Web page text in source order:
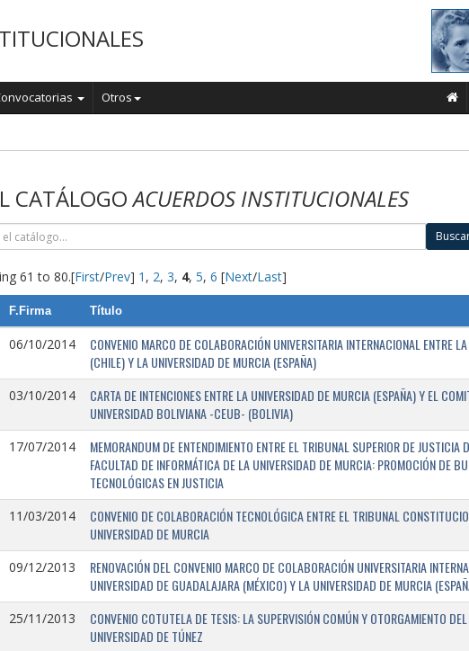
Otros
CATÁLOGOACUERDOS INSTITUCIONALES
61 to 80.[First/Prev] 1 , 2, 3, 4, 5, 6 [Next/Last]
F.Firma Título
06/10/2014
CONVENIO MARCO DE COLABORACIÓN UNIVERSITARIA INTERNACIONAL ENTRE
(CHILE) Y LA UNIVERSIDAD DE MURCIA (ESPAÑA)
03/10/2014
CARTA DE INTENCIONES ENTRE LA UNIVERSIDAD DE MURCIA (ESPAÑA) Y EL
UNIVERSIDAD BOLIVIANA -CEUB- (BOLIVIA)
17/07/2014
MEMORANDUM DE ENTENDIMIENTO ENTRE EL TRIBUNAL SUPERIOR DE JUSTICIA
FACULTAD DE INFORMÁTICA DE LA UNIVERSIDAD DE MURCIA: PROMOCIÓN DE
TECNOLÓGICAS EN JUSTICIA
11/03/2014
CONVENIO DE COLABORACIÓN TECNOLÓGICA ENTRE EL TRIBUNAL
UNIVERSIDAD DE MURCIA
09/12/2013
RENOVACIÓN DEL CONVENIO MARCO DE COLABORACIÓN UNIVERSITARIA
UNIVERSIDAD DE GUADALAJARA (MÉXICO) Y LA UNIVERSIDAD DE MURCIA
25/11/2013
CONVENIO COTUTELA DE TESIS: LA SUPERVISIÓN COMÚN Y OTORGAMIENTO
UNIVERSIDAD DE TÚNEZ